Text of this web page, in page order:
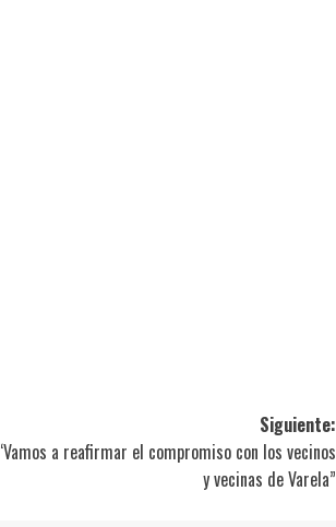
Siguiente:
a reafirmar el compromiso con los vecinos
y vecinas de Varela”